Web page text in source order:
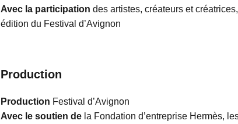
Avec la participation des artistes, créateurs et
édition du Festival d’Avignon
Production
Production Festival d’Avignon
Avec le soutien dela Fondation d’entreprise Hermès,